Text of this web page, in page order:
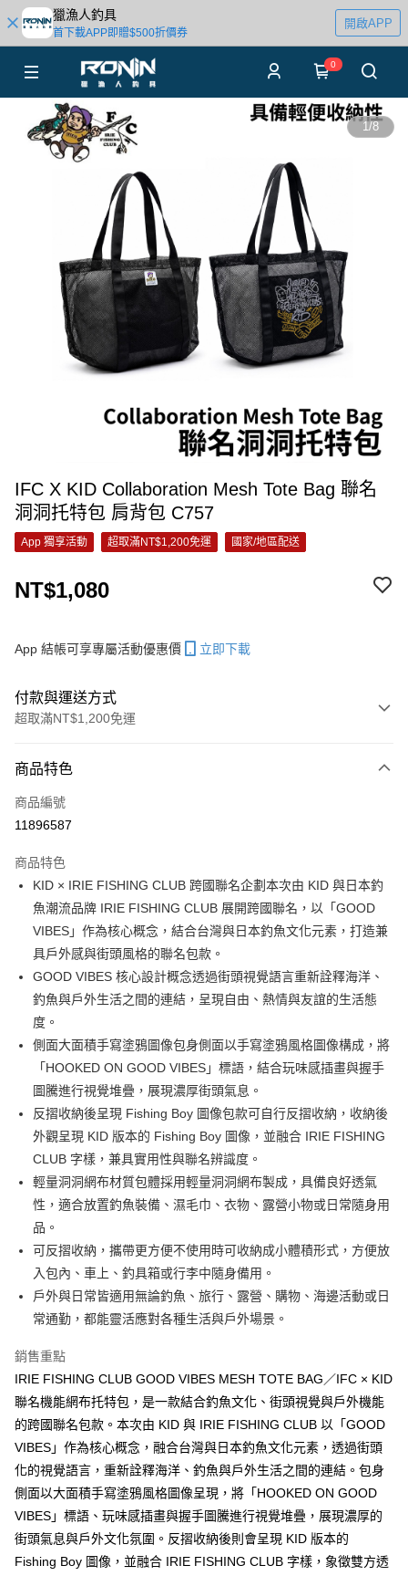
獵漁人釣具
首下載APP即贈$500折價券
開啟APP
0
1/8
IFC X KID Collaboration Mesh Tote Bag 聯名
洞洞托特包 肩背包 C757
App 獨享活動 超取滿NT$1,200免運 國家/地區配送
NT$1,080
App 結帳可享專屬活動優惠價 立即下載
付款與運送方式
超取滿NT$1,200免運
信用卡一次付款
信用卡分期付款
合作金庫商業銀行
華南商業銀行
彰化商業銀行
上海商業儲蓄銀行
台北富邦商業銀行
國泰世華商業銀行
兆豐國際商業銀行
臺灣中小企業銀行
匯豐（台灣）商業銀行
華泰商業銀行
遠東國際商業銀行
元大商業銀行
永豐商業銀行
玉山商業銀行
台新國際商業銀行
中國信託商業銀行
台灣樂天信用卡公司
Apple Pay
街口支付
悠遊付
【大哥付你分期使用說明】
1.本服務由台灣大哥大提供，台灣大哥大用戶可立即使用無須另外申請。
2.付款方式選擇「大哥付你分期」，訂單成立後會自動跳轉到大哥付的交易
流程，驗證手機門號後，選擇欲分期的期數、繳款截止日，確認付款後即完
成交易。
3.實際核准額度、可分期數及費用金額請依後續交易確認頁面所載為準。
4.訂單成立30分鐘內，如未前往確認交易或遇審核未通過，訂單將自動取
法說明評估內容。
【繳款方式說明】
1.分期款項不併入電信帳單，「大哥付你分期」於每月結算日後寄送繳費提
醒簡訊。
2.透過簡訊連結打開帳單後，可選擇「超商條碼／台灣大直營門市／銀行轉
帳／街口支付／iPASS MONEY」等通路繳費。
【注意事項】
1.本服務係由「台灣大哥大股份有限公司」（以下簡稱本公司）所提供，讓
買賣價金債權讓與本公司後，依約使用本公司帳單繳交帳款。
資料（包含姓名、電話或地址）提供予台灣大哥大進項蒐集、處理及利用，
由本公司與您本人進行分期帳單所需資料之確認、核對及更正。
3.完整用戶服務條款，請詳閱以下連結：
https://oppay.tw/userRule
AFTEE先享後付
相關說明
【關於「AFTEE先享後付」】
AFTEE先享後付是「在收到商品之後才付款」的支付方式。 讓您購物簡單
便利好安心！
１．簡單：不需註冊會員、不需綁卡、不需儲值。
２．便利：只要手機號碼，簡訊認證，即可結帳。
【「AFTEE先享後付」結帳流程】
１．於結帳方式選擇「AFTEE先享後付」後，將跳轉至「AFTEE先享後付」
結帳頁面，進行簡訊認證並確認金額後，即可完成結帳。
２．訂單成立數日內，您將收到繳費通知簡訊。
３．收到繳費通知簡訊後14天內，點擊此簡訊中的連結，可透過四大超商／
※ 請注意：結帳手續完成當下不需立刻繳費，但若您需要取消訂單，請聯絡
後付繳納相關費用。
※ 交易是否成功請以「AFTEE先享後付 」之結帳頁面顯示為準，若有關於
客戶支援中心」 https://netprotections.freshdesk.com/support/home
【注意事項】
１．透過由恩沛科技股份有限公司提供之「AFTEE先享後付」服務完成之交
易，需依本服務之必要範圍內提供個人資料，並將交易相關給付款項請求債
權轉讓予恩沛科技股份有限公司。
２．關於個人資料處理事宜，請瀏覽以下網址：
https://aftee.tw/terms/#terms3
３．未成年的使用者請事先徵得法定代理人或監護人之同意方可使用
「AFTEE先享後付」，若未經同意申辦者引起之損失，本公司不負相關責
貨到付款
運送方式
全家取貨付款
每筆NT$60，滿NT$1,200(含以上)免運費
付款後全家取貨
每筆NT$60，滿NT$1,200(含以上)免運費
7-11取貨付款
每筆NT$60，滿NT$1,200(含以上)免運費
付款後7-11取貨
每筆NT$60，滿NT$1,200(含以上)免運費
一般宅配（門市自取請勿下單，請聯繫客服）
每筆NT$100，滿NT$2,000(含以上)免運費
離島一般宅配
商品特色
商品編號
11896587
商品特色
KID × IRIE FISHING CLUB 跨國聯名企劃本次由 KID 與日本釣
魚潮流品牌 IRIE FISHING CLUB 展開跨國聯名，以「GOOD
VIBES」作為核心概念，結合台灣與日本釣魚文化元素，打造兼
具戶外感與街頭風格的聯名包款。
GOOD VIBES 核心設計概念透過街頭視覺語言重新詮釋海洋、
釣魚與戶外生活之間的連結，呈現自由、熱情與友誼的生活態
度。
側面大面積手寫塗鴉圖像包身側面以手寫塗鴉風格圖像構成，將
「HOOKED ON GOOD VIBES」標語，結合玩味感插畫與握手
圖騰進行視覺堆疊，展現濃厚街頭氣息。
反摺收納後呈現 Fishing Boy 圖像包款可自行反摺收納，收納後
外觀呈現 KID 版本的 Fishing Boy 圖像，並融合 IRIE FISHING
CLUB 字樣，兼具實用性與聯名辨識度。
輕量洞洞網布材質包體採用輕量洞洞網布製成，具備良好透氣
性，適合放置釣魚裝備、濕毛巾、衣物、露營小物或日常隨身用
品。
可反摺收納，攜帶更方便不使用時可收納成小體積形式，方便放
入包內、車上、釣具箱或行李中隨身備用。
戶外與日常皆適用無論釣魚、旅行、露營、購物、海邊活動或日
常通勤，都能靈活應對各種生活與戶外場景。
銷售重點
IRIE FISHING CLUB GOOD VIBES MESH TOTE BAG／IFC × KID
聯名機能網布托特包，是一款結合釣魚文化、街頭視覺與戶外機能
的跨國聯名包款。本次由 KID 與 IRIE FISHING CLUB 以「GOOD
VIBES」作為核心概念，融合台灣與日本釣魚文化元素，透過街頭
化的視覺語言，重新詮釋海洋、釣魚與戶外生活之間的連結。包身
側面以大面積手寫塗鴉風格圖像呈現，將「HOOKED ON GOOD
VIBES」標語、玩味感插畫與握手圖騰進行視覺堆疊，展現濃厚的
街頭氣息與戶外文化氛圍。反摺收納後則會呈現 KID 版本的
Fishing Boy 圖像，並融合 IRIE FISHING CLUB 字樣，象徵雙方透